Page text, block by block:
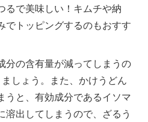
るで美味しい！キムチや納
でトッピングするのもおすす
分の含有量が減ってしまうの
しょう。また、かけうどん
うと、有効成分であるイソマ
溶出してしまうので、ざるう